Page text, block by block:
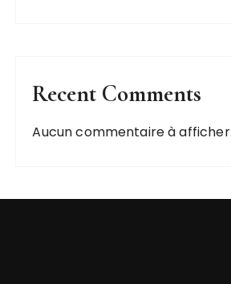
Recent Comments
Aucun commentaire à afficher.